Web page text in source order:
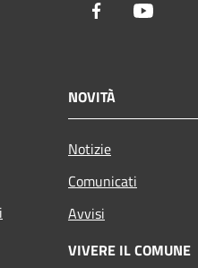
Facebook
NOVITÀ
Notizie
Comunicati
Avvisi
VIVERE IL COMUNE